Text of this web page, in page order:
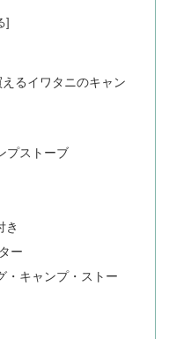
るイワタニのキャン
プストーブ
き
ー
・キャンプ・ストー